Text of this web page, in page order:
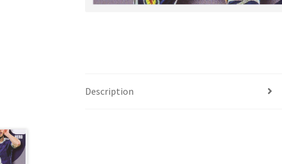
Description